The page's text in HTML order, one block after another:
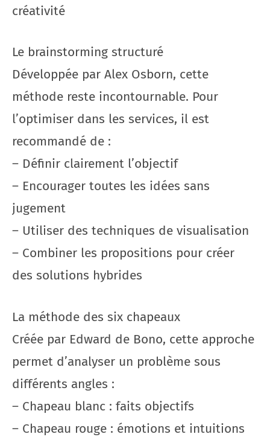
créativité
Le brainstorming structuré
Développée par Alex Osborn, cette
méthode reste incontournable. Pour
l’optimiser dans les services, il est
recommandé de :
– Définir clairement l’objectif
– Encourager toutes les idées sans
jugement
– Utiliser des techniques de visualisation
– Combiner les propositions pour créer
des solutions hybrides
La méthode des six chapeaux
Créée par Edward de Bono, cette approche
permet d’analyser un problème sous
différents angles :
– Chapeau blanc : faits objectifs
– Chapeau rouge : émotions et intuitions